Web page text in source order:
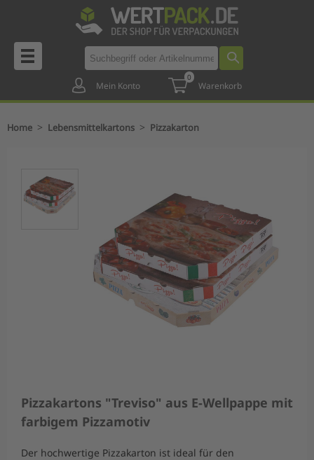
Mein Konto
0
Warenkorb
Home > Lebensmittelkartons > Pizzakarton
Pizzakartons "Treviso" aus E-Wellpappe mit
farbigem Pizzamotiv
Der hochwertige Pizzakarton ist ideal für den